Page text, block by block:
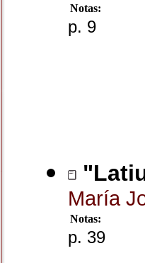
Notas:
p. 9
María
Notas:
p. 39